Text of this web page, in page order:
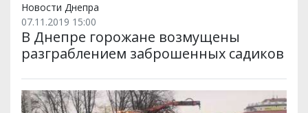
Новости Днепра
07.11.2019 15:00
В Днепре горожане возмущены
разграблением заброшенных садиков